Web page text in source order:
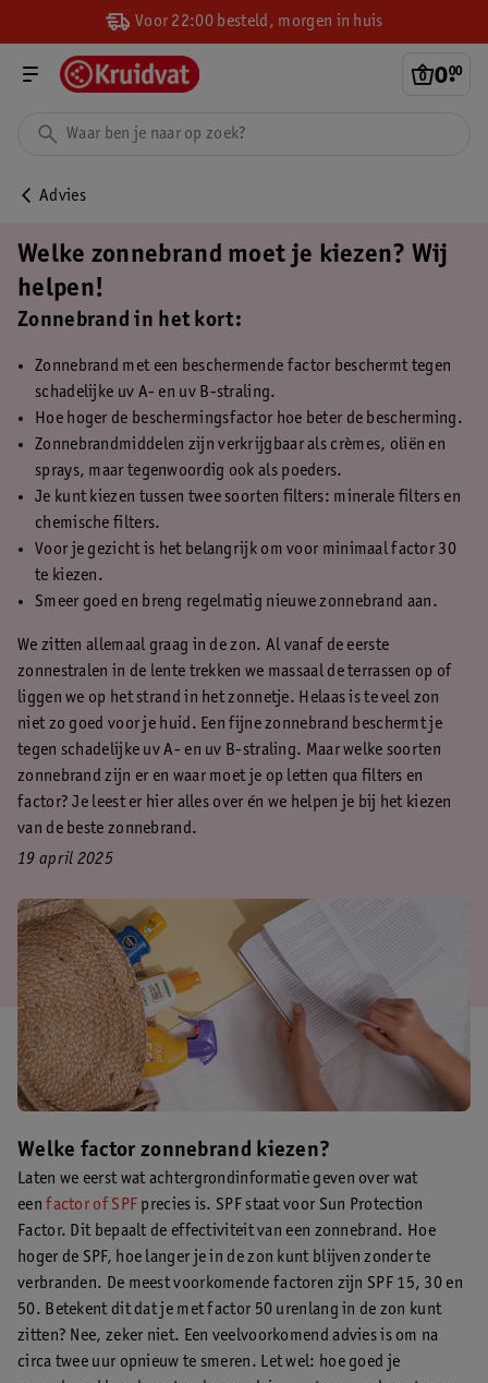
Voor 22:00 besteld, morgen in huis
0.
00
Advies
Welke zonnebrand moet je kiezen? Wij
helpen!
Zonnebrand in het kort:
Zonnebrand met een beschermende factor beschermt tegen
schadelijke uv A- en uv B-straling.
Hoe hoger de beschermingsfactor hoe beter de bescherming.
Zonnebrandmiddelen zijn verkrijgbaar als crèmes, oliën en
sprays, maar tegenwoordig ook als poeders.
Je kunt kiezen tussen twee soorten filters: minerale filters en
chemische filters.
Voor je gezicht is het belangrijk om voor minimaal factor 30
te kiezen.
Smeer goed en breng regelmatig nieuwe zonnebrand aan.
We zitten allemaal graag in de zon. Al vanaf de eerste
zonnestralen in de lente trekken we massaal de terrassen op of
liggen we op het strand in het zonnetje. Helaas is te veel zon
niet zo goed voor je huid. Een fijne zonnebrand beschermt je
tegen schadelijke uv A- en uv B-straling. Maar welke soorten
zonnebrand zijn er en waar moet je op letten qua filters en
factor? Je leest er hier alles over én we helpen je bij het kiezen
van de beste zonnebrand.
19 april 2025
Welke factor zonnebrand kiezen?
Laten we eerst wat achtergrondinformatie geven over wat
eenfactor of SPF precies is. SPF staat voor Sun Protection
Factor. Dit bepaalt de effectiviteit van een zonnebrand. Hoe
hoger de SPF, hoe langer je in de zon kunt blijven zonder te
verbranden. De meest voorkomende factoren zijn SPF 15, 30 en
50. Betekent dit dat je met factor 50 urenlang in de zon kunt
zitten? Nee, zeker niet. Een veelvoorkomend advies is om na
circa twee uur opnieuw te smeren. Let wel: hoe goed je